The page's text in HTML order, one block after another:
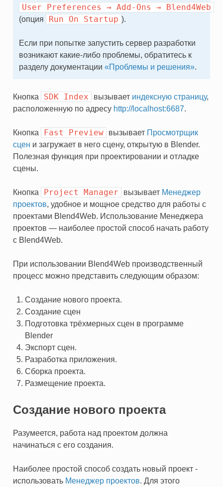
User Preferences → Add-Ons → Blend4Web
(опция Run On Startup ).
Если при попытке запустить сервер разработки
возникают какие-либо проблемы, обратитесь к
разделу документации «Проблемы и решения».
Кнопка SDK Index вызывает индексную страницу,
расположенную по адресу http://localhost:6687.
Кнопка Fast Preview вызывает Просмотрщик
сцен и загружает в него сцену, открытую в Blender.
Полезная функция при проектировании и отладке
сцены.
Кнопка Project Manager вызывает Менеджер
проектов, удобное и мощное средство для работы с
проектами Blend4Web. Использование Менеджера
проектов — наиболее простой способ начать работу
с Blend4Web.
При использовании Blend4Web производственный
процесс можно представить следующим образом:
Создание нового проекта.
Создание сцен
Подготовка трёхмерных сцен в программе
Blender
Экспорт сцен.
Разработка приложения.
Сборка проекта.
Размещение проекта.
Создание нового проекта
Разумеется, работа над проектом должна
начинаться с его создания.
Наиболее простой способ создать новый проект -
использовать Менеджер проектов. Для этого